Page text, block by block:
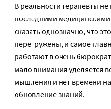
В реальности терапевты не
последними медицинскими
сказать однозначно, что
перегружены, и самое
работают в очень
мало внимания уделяется
мышления и нет времени
обновление знаний.